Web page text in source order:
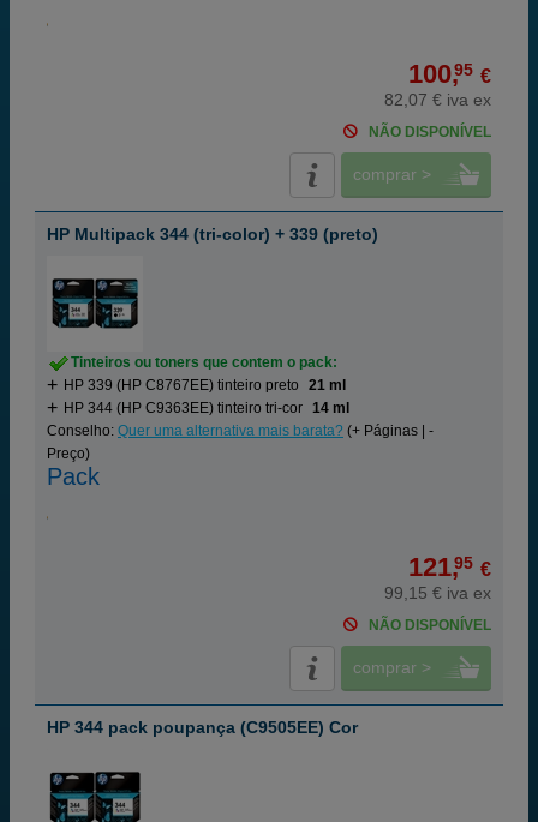
100,95 €
82,07 € iva ex
NÃO DISPONÍVEL
comprar >
HP Multipack 344 (tri-color) + 339 (preto)
Tinteiros ou toners que contem o pack:
HP 339 (HP C8767EE) tinteiro preto
21 ml
HP 344 (HP C9363EE) tinteiro tri-cor 14 ml
Conselho: Quer uma alternativa mais barata? (+ Páginas | -
Preço)
Pack
121,95 €
99,15 € iva ex
NÃO DISPONÍVEL
comprar >
HP 344 pack poupança (C9505EE) Cor